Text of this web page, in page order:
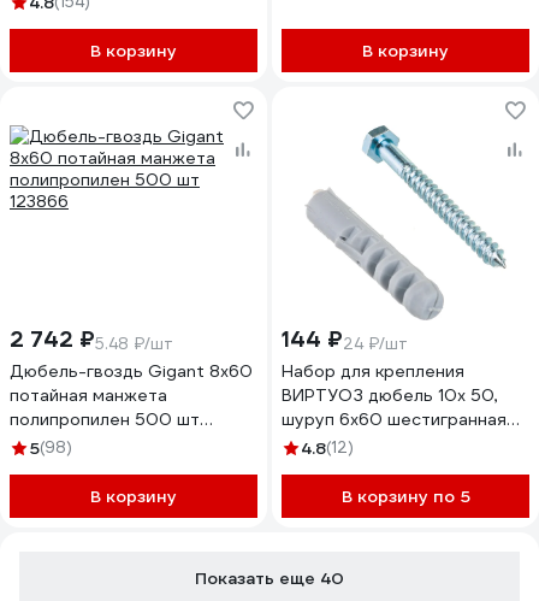
В корзину В корзину
2 742 ₽5.48 ₽/шт
Дюбель-гвоздь Gigant 8x60
потайная манжета
полипропилен 500 шт
123866
5(98)
В корзину
144 ₽24 ₽/шт
Набор для крепления
ВИРТУОЗ дюбель 10х 50,
шуруп 6х60 шестигранная
головка, 6 шт. 22110
4.8(12)
В корзину по 5
Показать еще 40